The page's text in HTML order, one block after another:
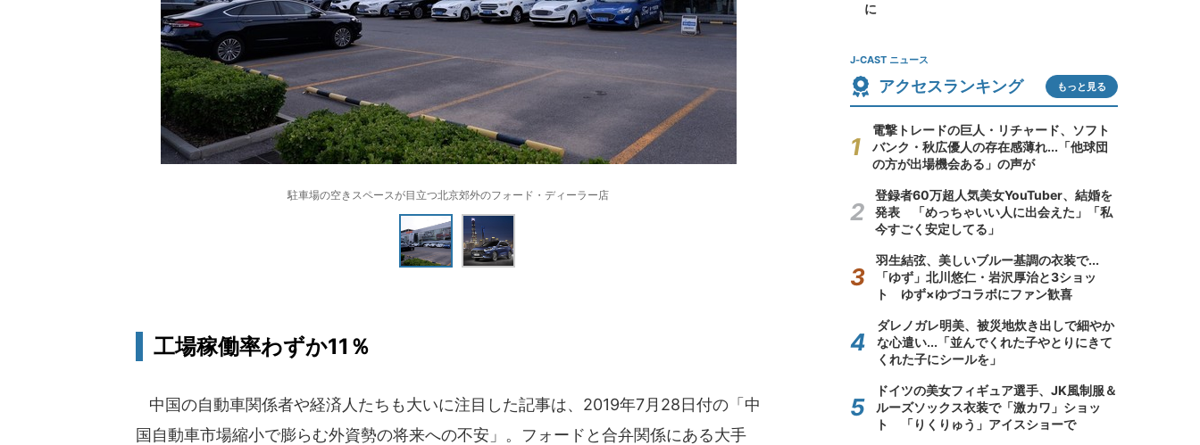
駐車場の空きスペースが目立つ北京郊外のフォード・ディーラー店
工場稼働率わずか11％
中国の自動車関係者や経済人たちも大いに注目した記事は、2019年7月28日付の「中
国自動車市場縮小で膨らむ外資勢の将来への不安」。フォードと合弁関係にある大手
に
J-CAST ニュース
アクセスランキング もっと見る
電撃トレードの巨人・リチャード、ソフト
バンク・秋広優人の存在感薄れ...「他球団
の方が出場機会ある」の声が
登録者60万超人気美女YouTuber、結婚を
発表 「めっちゃいい人に出会えた」「私
今すごく安定してる」
羽生結弦、美しいブルー基調の衣装で...
「ゆず」北川悠仁・岩沢厚治と3ショッ
ト ゆず×ゆづコラボにファン歓喜
ダレノガレ明美、被災地炊き出しで細やか
な心遣い...「並んでくれた子やとりにきて
くれた子にシールを」
ドイツの美女フィギュア選手、JK風制服＆
ルーズソックス衣装で「激カワ」ショッ
ト 「りくりゅう」アイスショーで